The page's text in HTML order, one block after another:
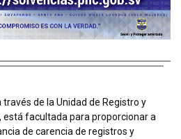
través de la Unidad de Registro y
está facultada para proporcionar a
de carencia de registros y